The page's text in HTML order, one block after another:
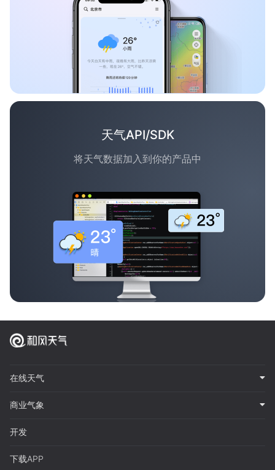
天气API/SDK
将天气数据加入到你的产品中
在线天气
商业气象
开发
下载APP